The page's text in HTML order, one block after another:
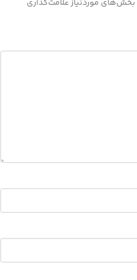
بخش‌های موردنیاز علامت‌گذاری